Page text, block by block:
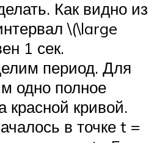
Как видно из
\(\large
1 сек.
период. Для
одно полное
красной кривой.
в точке t =